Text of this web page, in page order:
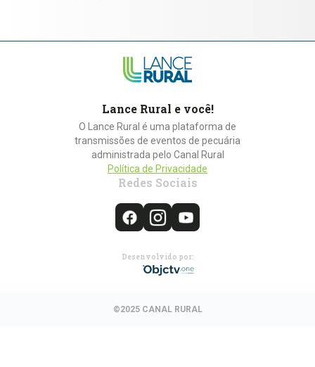
Lance Rural e você!
O Lance Rural é uma plataforma de
transmissões de eventos de pecuária
administrada pelo Canal Rural
Política de Privacidade
Redes Sociais
Desenvolvido por:
©2025 CANAL RURAL